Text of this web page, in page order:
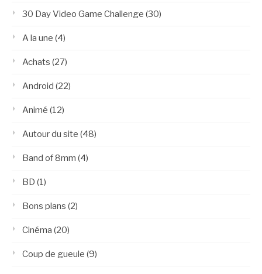
30 Day Video Game Challenge (30)
A la une (4)
Achats (27)
Android (22)
Animé (12)
Autour du site (48)
Band of 8mm (4)
BD (1)
Bons plans (2)
Cinéma (20)
Coup de gueule (9)